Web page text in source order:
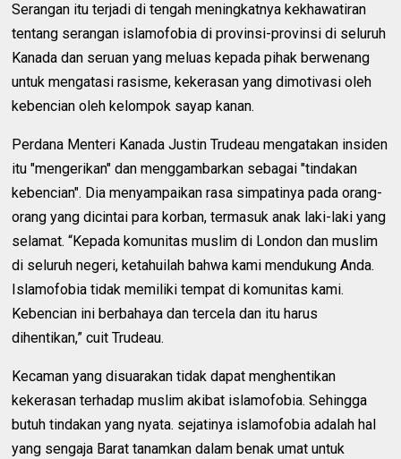
Serangan itu terjadi di tengah meningkatnya kekhawatiran
tentang serangan islamofobia di provinsi-provinsi di seluruh
Kanada dan seruan yang meluas kepada pihak berwenang
untuk mengatasi rasisme, kekerasan yang dimotivasi oleh
kebencian oleh kelompok sayap kanan.
Perdana Menteri Kanada Justin Trudeau mengatakan insiden
itu "mengerikan" dan menggambarkan sebagai "tindakan
kebencian". Dia menyampaikan rasa simpatinya pada orang-
orang yang dicintai para korban, termasuk anak laki-laki yang
selamat. “Kepada komunitas muslim di London dan muslim
di seluruh negeri, ketahuilah bahwa kami mendukung Anda.
Islamofobia tidak memiliki tempat di komunitas kami.
Kebencian ini berbahaya dan tercela dan itu harus
dihentikan,” cuit Trudeau.
Kecaman yang disuarakan tidak dapat menghentikan
kekerasan terhadap muslim akibat islamofobia. Sehingga
butuh tindakan yang nyata. sejatinya islamofobia adalah hal
yang sengaja Barat tanamkan dalam benak umat untuk